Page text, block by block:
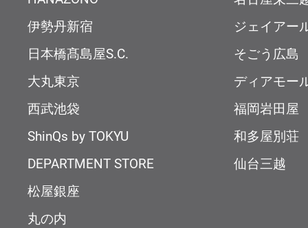
伊勢丹新宿
日本橋髙島屋S.C.
大丸東京
西武池袋
ShinQs by TOKYU
DEPARTMENT STORE
松屋銀座
丸の内
ジェイアー
そごう広島
ディアモー
福岡岩田屋
和多屋別荘
仙台三越